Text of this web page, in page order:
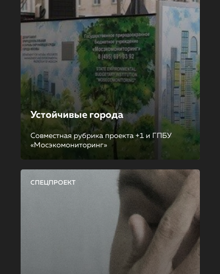
Устойчивые города
Совместная рубрика проекта +1 и ГПБУ
«Мосэкомониторинг»
СПЕЦПРОЕКТ